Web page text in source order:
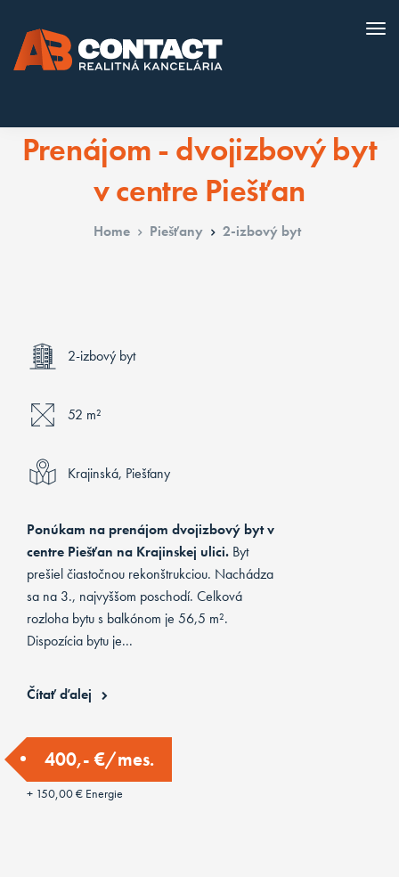
Prenájom - dvojizbový byt
v centre Piešťan
Home Piešťany 2-izbový byt
2-izbový byt
52 m²
Krajinská, Piešťany
Ponúkam na prenájom dvojizbový byt v
centre Piešťan na Krajinskej ulici. Byt
prešiel čiastočnou rekonštrukciou. Nachádza
sa na 3., najvyššom poschodí. Celková
rozloha bytu s balkónom je 56,5 m².
Dispozícia bytu je...
Čítať ďalej
400,- €/mes.
+ 150,00 € Energie